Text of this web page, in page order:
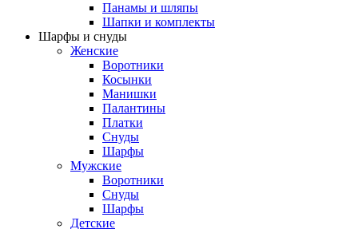
Панамы и шляпы
Шапки и комплекты
Шарфы и снуды
Женские
Воротники
Косынки
Манишки
Палантины
Платки
Снуды
Шарфы
Мужские
Воротники
Снуды
Шарфы
Детские